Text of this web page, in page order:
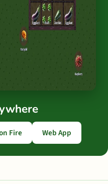
Fire Web App